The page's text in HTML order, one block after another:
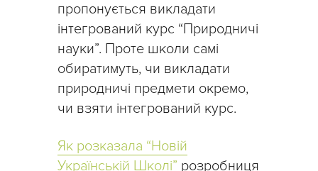
пропонується викладати
інтегрований курс “Природничі
науки”. Проте школи самі
обиратимуть, чи викладати
природничі предмети окремо,
чи взяти інтегрований курс.
Як розказала “Новій
Українській Школі” розробниця